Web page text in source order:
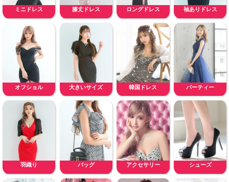
ミニドレス 膝丈ドレス ロングドレス 袖ありドレス
オフショル 大きいサイズ 韓国ドレス パーティー
羽織り バッグ アクセサリー シューズ